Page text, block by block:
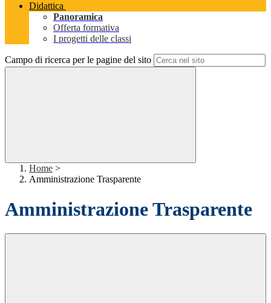
Didattica
Panoramica
Offerta formativa
I progetti delle classi
Campo di ricerca per le pagine del sito
Home >
Amministrazione Trasparente
Amministrazione Trasparente